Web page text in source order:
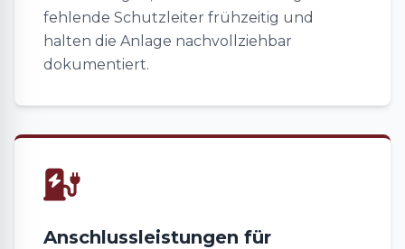
fehlende Schutzleiter frühzeitig und
halten die Anlage nachvollziehbar
dokumentiert.
Anschlussleistungen für